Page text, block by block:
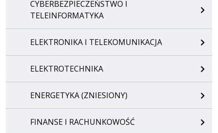
CYBERBEZPIECZEŃSTWO I
TELEINFORMATYKA
ELEKTRONIKA I TELEKOMUNIKACJA
ELEKTROTECHNIKA
ENERGETYKA (ZNIESIONY)
FINANSE I RACHUNKOWOŚĆ